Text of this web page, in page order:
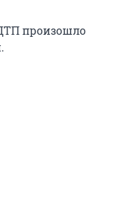
произошло